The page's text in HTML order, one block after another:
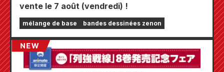
vente le 7 août (vendredi) !
mélange de base bandes dessinées zenon